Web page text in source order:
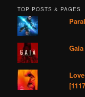
TOP POSTS & PAGES